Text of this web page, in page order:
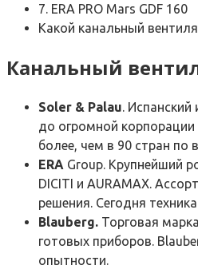
7. ERA PRO Mars GDF 160
Какой канальный
Канальный
Soler & Palau.
до огромной
более, чем в 90 стран по
ERA Group. Крупнейший
DICITI и AURAMAX.
решения. Сегодня
Blauberg. Торговая
готовых приборов.
опытности.